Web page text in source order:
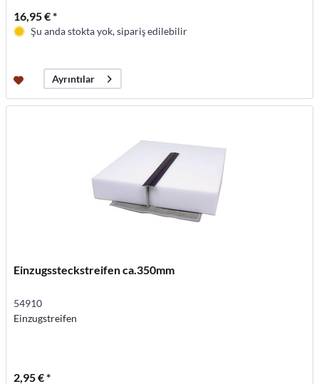
16,95 € *
Şu anda stokta yok, sipariş edilebilir
Ayrıntılar
Einzugssteckstreifen ca.350mm
54910
Einzugstreifen
2,95 € *